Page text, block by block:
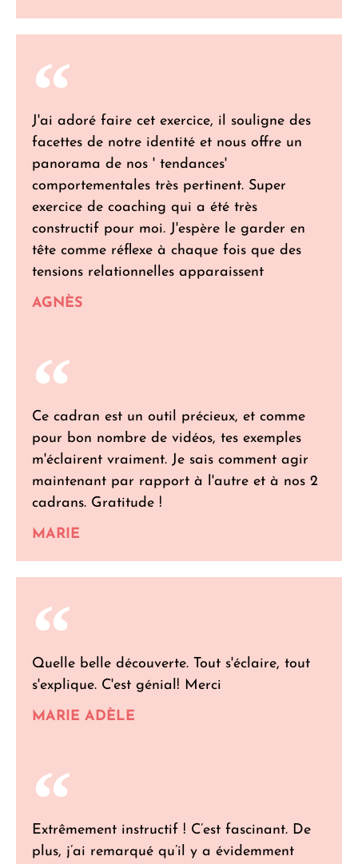
J'ai adoré faire cet exercice, il souligne des
facettes de notre identité et nous offre un
panorama de nos ' tendances'
comportementales très pertinent. Super
exercice de coaching qui a été très
constructif pour moi. J'espère le garder en
tête comme réflexe à chaque fois que des
tensions relationnelles apparaissent
AGNÈS
Ce cadran est un outil précieux, et comme
pour bon nombre de vidéos, tes exemples
m'éclairent vraiment. Je sais comment agir
maintenant par rapport à l'autre et à nos 2
cadrans. Gratitude !
MARIE
Quelle belle découverte. Tout s'éclaire, tout
s'explique. C'est génial! Merci
MARIE ADÈLE
Extrêmement instructif ! C’est fascinant. De
plus, j’ai remarqué qu’il y a évidemment